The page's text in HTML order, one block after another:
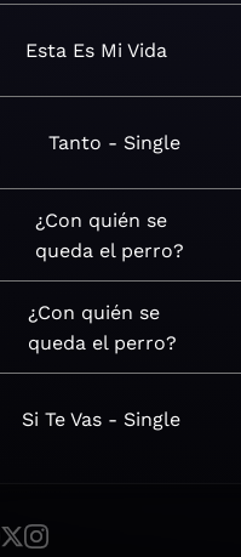
Esta Es Mi Vida
Tanto - Single
¿Con quién se
queda el perro?
¿Con quién se
queda el perro?
Si Te Vas - Single